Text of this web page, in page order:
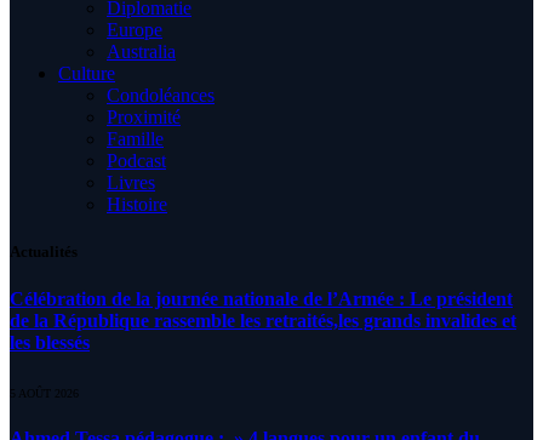
Diplomatie
Europe
Australia
Culture
Condoléances
Proximité
Famille
Podcast
Livres
Histoire
Actualités
Célébration de la journée nationale de l’Armée : Le président
de la République rassemble les retraités,les grands invalides et
les blessés
5 AOÛT 2026